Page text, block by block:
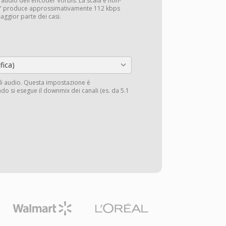
produce approssimativamente 112 kbps
parte dei casi.
audio. Questa impostazione è
si esegue il downmix dei canali (es. da 5.1